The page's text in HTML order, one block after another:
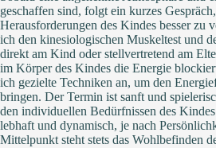
geschaffen sind, folgt ein kurzes
Herausforderungen des Kindes besser zu
ich den kinesiologischen Muskeltest und
direkt am Kind oder stellvertretend am
im Körper des Kindes die Energie
ich gezielte Techniken an, um den
bringen. Der Termin ist sanft und
den individuellen Bedürfnissen des
lebhaft und dynamisch, je nach
Mittelpunkt steht stets das Wohlbefinden